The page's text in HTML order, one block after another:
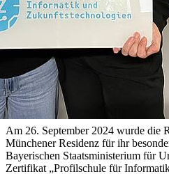
Am 26. September 2024 wurde die
Münchener Residenz für ihr
Bayerischen Staatsministerium für
Zertifikat „Profilschule für